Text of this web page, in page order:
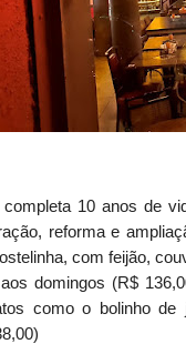
10 anos de
reforma e
com feijão,
domingos (R$
como o bolinho